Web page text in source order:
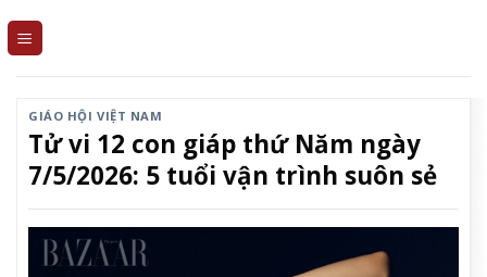
GIÁO HỘI VIỆT NAM
Tử vi 12 con giáp thứ Năm ngày
7/5/2026: 5 tuổi vận trình suôn sẻ